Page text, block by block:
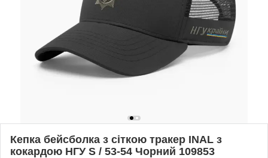
Кепка бейсболка з сіткою тракер INAL з
кокардою НГУ S / 53-54 Чорний 109853